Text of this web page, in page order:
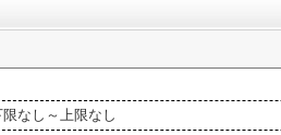
限なし～上限なし